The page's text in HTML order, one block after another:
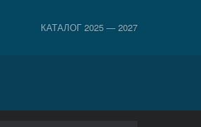
КАТАЛОГ 2025 — 2027